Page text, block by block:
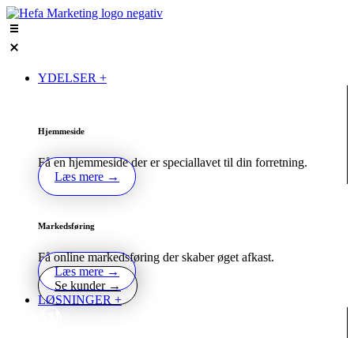
Videre
til
indhold
YDELSER +
Hjemmeside
Få en hjemmeside der er speciallavet til din forretning.
Læs mere →
Markedsføring
Få online markedsføring der skaber øget afkast.
Læs mere →
Se kunder →
LØSNINGER +